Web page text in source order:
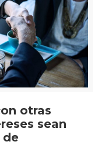
otras
sean
de